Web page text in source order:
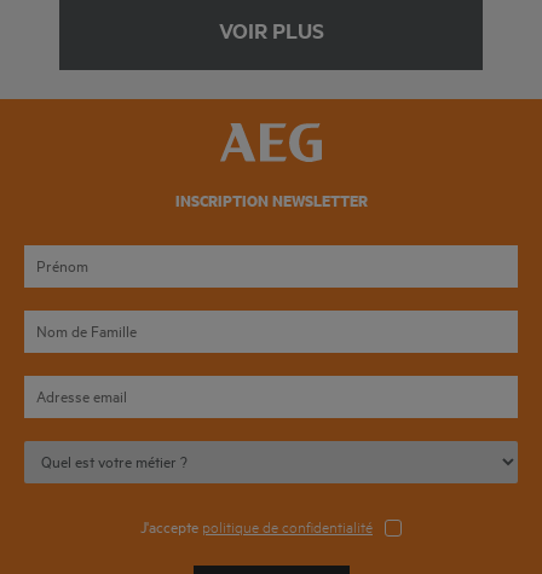
VOIR PLUS
INSCRIPTION NEWSLETTER
J'accepte politique de confidentialité